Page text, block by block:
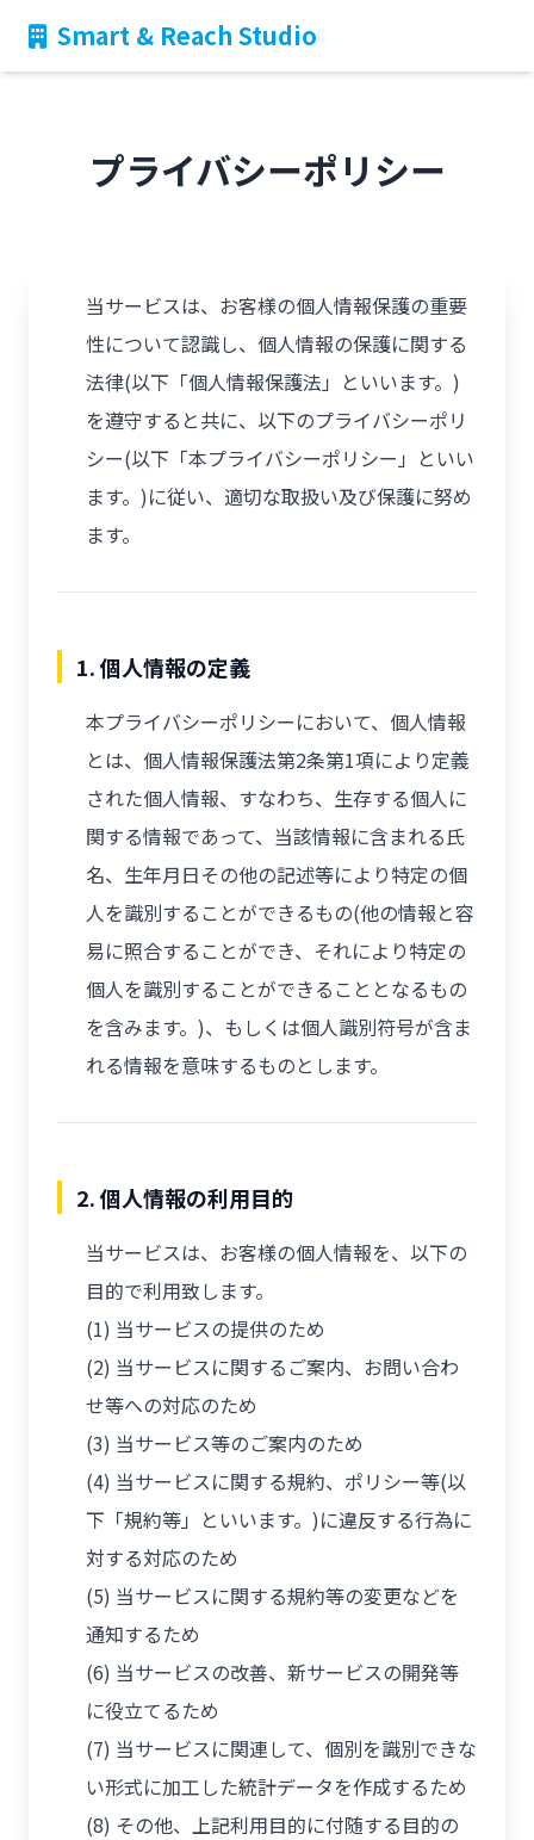
Smart & Reach Studio
プライバシーポリシー
当サービスは、お客様の個人情報保護の重要
性について認識し、個人情報の保護に関する
法律(以下「個人情報保護法」といいます。)
を遵守すると共に、以下のプライバシーポリ
シー(以下「本プライバシーポリシー」といい
ます。)に従い、適切な取扱い及び保護に努め
ます。
1. 個人情報の定義
本プライバシーポリシーにおいて、個人情報
とは、個人情報保護法第2条第1項により定義
された個人情報、すなわち、生存する個人に
関する情報であって、当該情報に含まれる氏
名、生年月日その他の記述等により特定の個
人を識別することができるもの(他の情報と容
易に照合することができ、それにより特定の
個人を識別することができることとなるもの
を含みます。)、もしくは個人識別符号が含ま
れる情報を意味するものとします。
2. 個人情報の利用目的
当サービスは、お客様の個人情報を、以下の
目的で利用致します。
(1) 当サービスの提供のため
(2) 当サービスに関するご案内、お問い合わ
せ等への対応のため
(3) 当サービス等のご案内のため
(4) 当サービスに関する規約、ポリシー等(以
下「規約等」といいます。)に違反する行為に
対する対応のため
(5) 当サービスに関する規約等の変更などを
通知するため
(6) 当サービスの改善、新サービスの開発等
に役立てるため
(7) 当サービスに関連して、個別を識別できな
い形式に加工した統計データを作成するため
(8) その他、上記利用目的に付随する目的の